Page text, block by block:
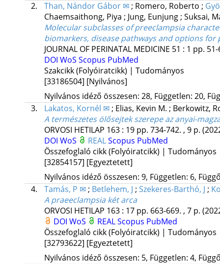
2.
Than, Nándor Gábor ✉; Romero, Roberto ;
Chaemsaithong, Piya ; Jung, Eunjung; Suksai,
Molecular subclasses of preeclampsia
biomarkers, disease pathways and options for
JOURNAL OF PERINATAL MEDICINE 51 : 1 pp.
DOI WoS Scopus PubMed
Szakcikk (Folyóiratcikk) | Tudományos
[33186504] [Nyilvános]
Nyilvános idéző összesen: 28, Független: 20,
3.
Lakatos, Kornél ✉; Elias, Kevin M. ; Berkowitz,
A természetes ölősejtek szerepe az anyai-
ORVOSI HETILAP 163: 19 pp. 734-742. , 9 p.
DOI WoS REALScopus PubMed
Összefoglaló cikk (Folyóiratcikk) | Tudományos
[32854157] [Egyeztetett]
Nyilvános idéző összesen: 9, Független: 6,
4.
Tamás, P ✉; Betlehem, J ; Szekeres-Barthó, J ;
A praeeclampsia két arca
ORVOSI HETILAP 163: 17 pp. 663-669. , 7 p.
DOI WoS REALScopus PubMed
Összefoglaló cikk (Folyóiratcikk) | Tudományos
[32793622] [Egyeztetett]
Nyilvános idéző összesen: 5, Független: 4,